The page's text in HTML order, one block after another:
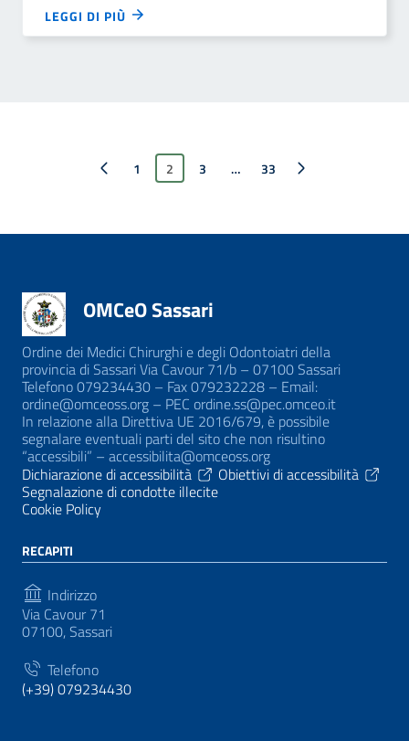
LEGGI DI PIÙ
Pagina precedente
1 2 3 … 33
Pagina successiva
OMCeO Sassari
Ordine dei Medici Chirurghi e degli Odontoiatri della
provincia di Sassari Via Cavour 71/b – 07100 Sassari
Telefono 079234430 – Fax 079232228 – Email:
ordine@omceoss.org – PEC ordine.ss@pec.omceo.it
In relazione alla Direttiva UE 2016/679, è possibile
segnalare eventuali parti del sito che non risultino
“accessibili” – accessibilita@omceoss.org
Dichiarazione di accessibilità
Obiettivi di accessibilità
Segnalazione di condotte illecite
Cookie Policy
RECAPITI
Indirizzo
Via Cavour 71
07100, Sassari
Telefono
(+39) 079234430